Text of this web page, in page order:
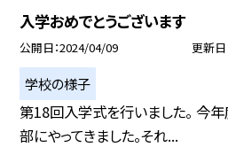
入学おめでとうございます
公開日 2024/04/09 更新日
学校の様子
第18回入学式を行いました。 今
部にやってきました。それ...